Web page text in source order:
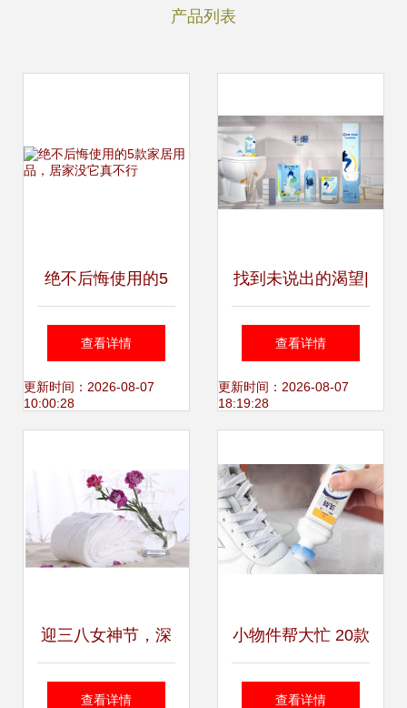
产品列表
绝不后悔使用的5
款家居用品，居家
没它真不行
查看详情
更新时间：2026-08-07
10:00:28
找到未说出的渴望|
清扫Z世代的情绪
褶皱，家清新品牌
数百万美元融资
查看详情
更新时间：2026-08-07
18:19:28
迎三八女神节，深
圳礼品家居展妆点
查看详情
小物件帮大忙 20款
便宜又实用的家居
查看详情